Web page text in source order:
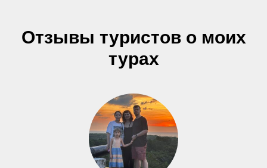
Отзывы туристов о моих
турах